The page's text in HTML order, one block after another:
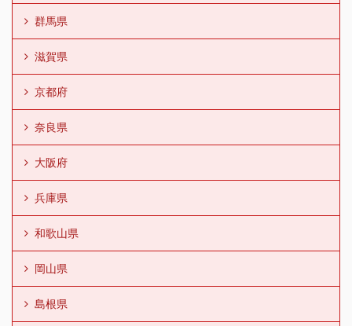
群馬県
滋賀県
京都府
奈良県
大阪府
兵庫県
和歌山県
岡山県
島根県